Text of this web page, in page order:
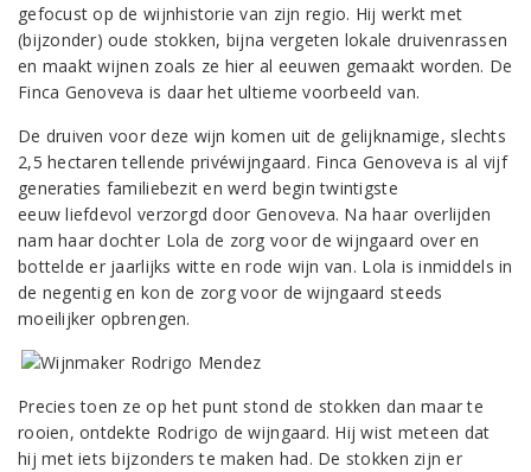
gefocust op de wijnhistorie van zijn regio. Hij werkt met
(bijzonder) oude stokken, bijna vergeten lokale druivenrassen
en maakt wijnen zoals ze hier al eeuwen gemaakt worden. De
Finca Genoveva is daar het ultieme voorbeeld van.
De druiven voor deze wijn komen uit de gelijknamige, slechts
2,5 hectaren tellende privéwijngaard. Finca Genoveva is al vijf
generaties familiebezit en werd begin twintigste
eeuw liefdevol verzorgd door Genoveva. Na haar overlijden
nam haar dochter Lola de zorg voor de wijngaard over en
bottelde er jaarlijks witte en rode wijn van. Lola is inmiddels in
de negentig en kon de zorg voor de wijngaard steeds
moeilijker opbrengen.
Precies toen ze op het punt stond de stokken dan maar te
rooien, ontdekte Rodrigo de wijngaard. Hij wist meteen dat
hij met iets bijzonders te maken had. De stokken zijn er